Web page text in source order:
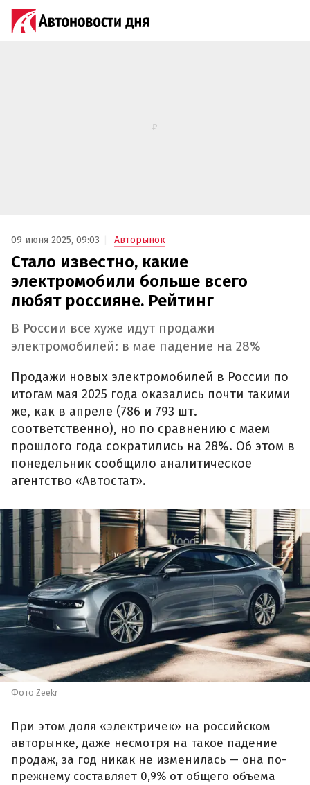
09 июня 2025, 09:03 Авторынок
Стало известно, какие
электромобили больше всего
любят россияне. Рейтинг
В России все хуже идут продажи
электромобилей: в мае падение на 28%
Продажи новых электромобилей в России по
итогам мая 2025 года оказались почти такими
же, как в апреле (786 и 793 шт.
соответственно), но по сравнению с маем
прошлого года сократились на 28%. Об этом в
понедельник сообщило аналитическое
агентство «Автостат».
Фото Zeekr
При этом доля «электричек» на российском
авторынке, даже несмотря на такое падение
продаж, за год никак не изменилась — она по-
прежнему составляет 0,9% от общего объема